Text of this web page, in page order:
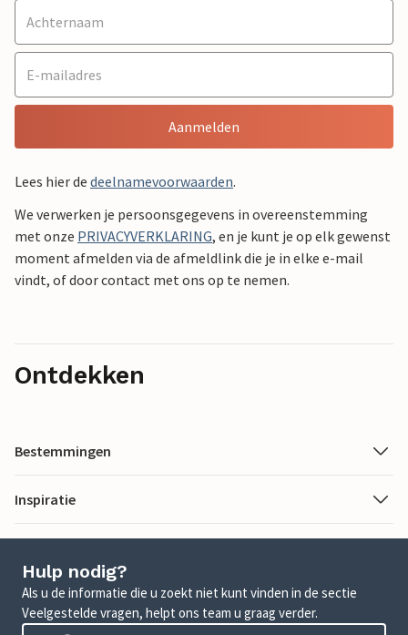
Aanmelden
Lees hier de deelnamevoorwaarden.
We verwerken je persoonsgegevens in overeenstemming
met onze PRIVACYVERKLARING, en je kunt je op elk gewenst
moment afmelden via de afmeldlink die je in elke e-mail
vindt, of door contact met ons op te nemen.
Ontdekken
Bestemmingen
Inspiratie
Hulp nodig?
Als u de informatie die u zoekt niet kunt vinden in de sectie
Veelgestelde vragen, helpt ons team u graag verder.